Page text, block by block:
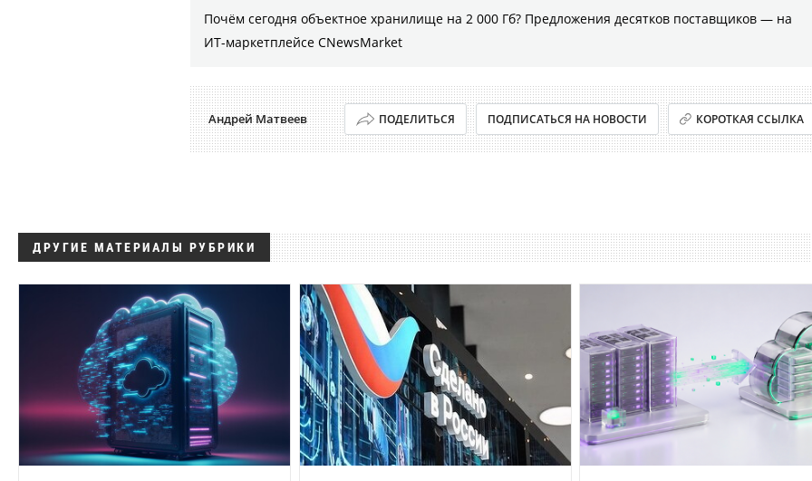
Почём сегодня объектное хранилище на 2 000 Гб? Предложения десятков поставщиков ― на
ИТ-маркетплейсе CNewsMarket
Андрей Матвеев ПОДЕЛИТЬСЯ ПОДПИСАТЬСЯ НА НОВОСТИ КОРОТКАЯ ССЫЛКА
ДРУГИЕ МАТЕРИАЛЫ РУБРИКИ